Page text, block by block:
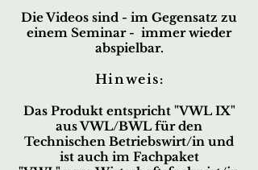
Die Videos sind - im Gegensatz zu
einem Seminar - immer wieder
abspielbar.
Hinweis:
Das Produkt entspricht "VWL IX"
aus VWL/BWL für den
Technischen Betriebswirt/in und
ist auch im Fachpaket